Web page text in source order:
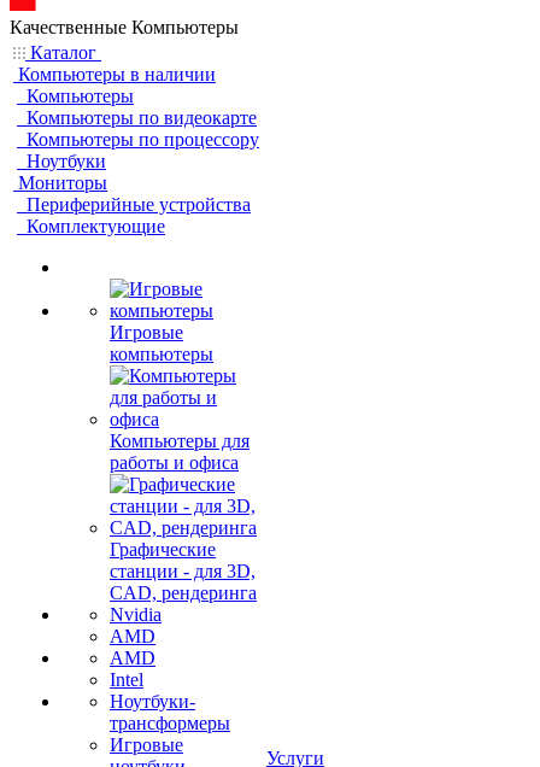
Качественные Компьютеры
Каталог
Компьютеры в наличии
Компьютеры
Компьютеры по видеокарте
Компьютеры по процессору
Ноутбуки
Мониторы
Периферийные устройства
Комплектующие
Игровые
компьютеры
Компьютеры для
работы и офиса
Графические
станции - для 3D,
CAD, рендеринга
Nvidia
AMD
AMD
Intel
Ноутбуки-
трансформеры
Игровые
Услуги